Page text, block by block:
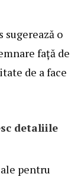
sugerează o
față de
de a face
detaliile
pentru